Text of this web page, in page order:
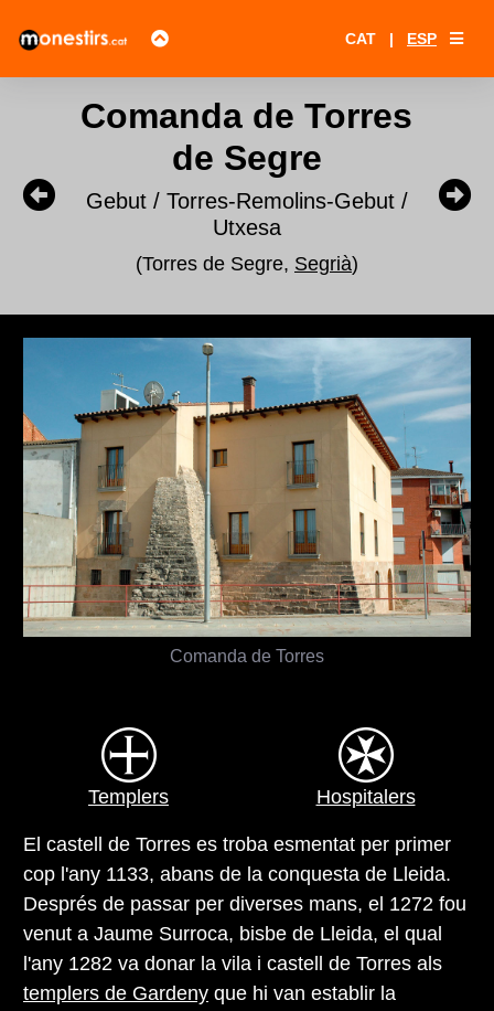
CAT | ESP
Comanda de Torres
de Segre
Gebut / Torres-Remolins-Gebut /
Utxesa
(Torres de Segre, Segrià)
Comanda de Torres
Templers Hospitalers
El castell de Torres es troba esmentat per primer
cop l'any 1133, abans de la conquesta de Lleida.
Després de passar per diverses mans, el 1272 fou
venut a Jaume Surroca, bisbe de Lleida, el qual
l'any 1282 va donar la vila i castell de Torres als
templers de Gardeny que hi van establir la